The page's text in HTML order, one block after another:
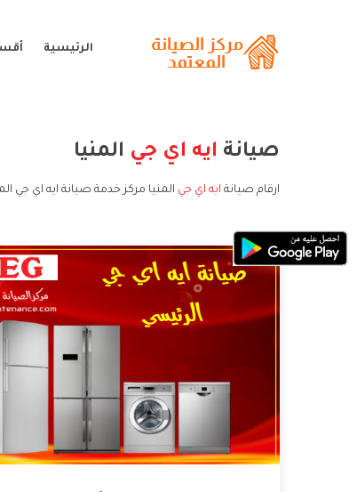
الرئيسية
صيانة ايه اي جي المنيا
ارقام صيانة ايه اي جي المنيا مركز خدمة صيانة ايه اي جي